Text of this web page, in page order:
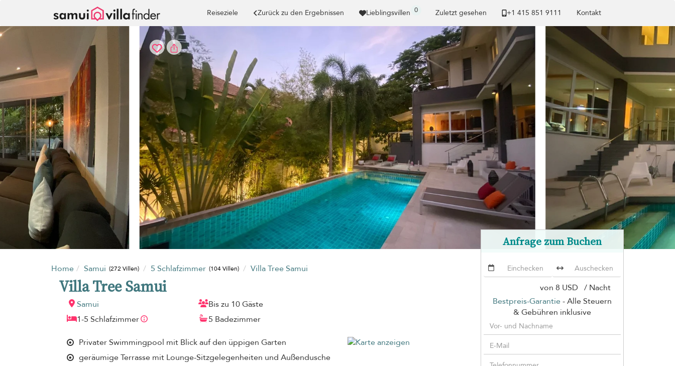
Reiseziele Zurück zu den Ergebnissen Lieblingsvillen 0 Zuletzt gesehen +1 ​415 851 9111 Kontakt
Home Samui (272 Villen) 5 Schlafzimmer (104 Villen) Villa Tree Samui
Villa Tree Samui
Samui
Bis zu 10 Gäste
1-5 Schlafzimmer
5 Badezimmer
Privater Swimmingpool mit Blick auf den üppigen Garten
geräumige Terrasse mit Lounge-Sitzgelegenheiten und Außendusche
Anfrage zum Buchen
von 8 USD / Nacht
Bestpreis-Garantie - Alle Steuern
& Gebühren inklusive